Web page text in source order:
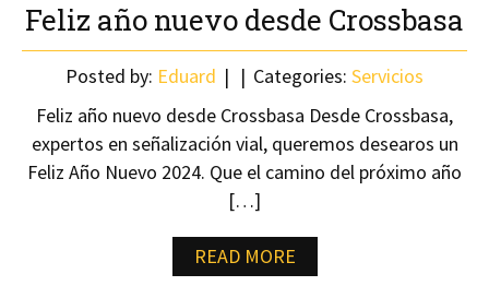
Feliz año nuevo desde Crossbasa
Posted by: Eduard Categories: Servicios
Feliz año nuevo desde Crossbasa Desde Crossbasa,
expertos en señalización vial, queremos desearos un
Feliz Año Nuevo 2024. Que el camino del próximo año
[…]
READ MORE